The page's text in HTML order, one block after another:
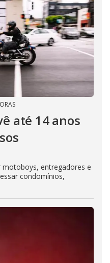
até 14 anos
entregadores e
condomínios,